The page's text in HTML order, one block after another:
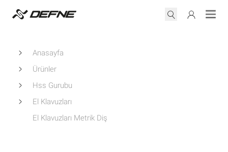
Anasayfa
Ürünler
Hss Gurubu
El Klavuzları
El Klavuzları Metrik Diş